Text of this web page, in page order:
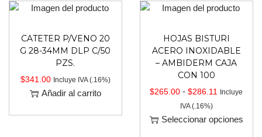
CATETER P/VENO 20
G 28-34MM DLP C/50
PZS.
$341.00 Incluye IVA (.16%)
Añadir al carrito
HOJAS BISTURI
ACERO INOXIDABLE
– AMBIDERM CAJA
CON 100
$265.00 - $286.11
Incluye
IVA (.16%)
Seleccionar opciones